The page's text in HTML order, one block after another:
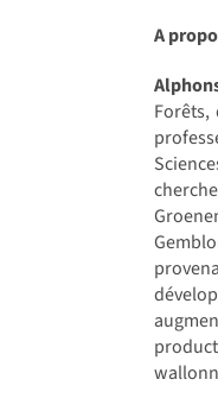
A
Forêts,